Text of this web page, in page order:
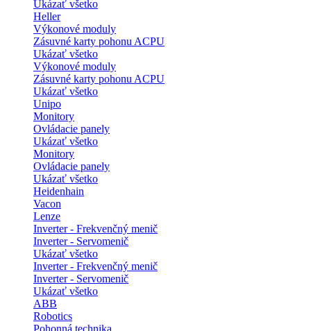
Ukázať všetko
Heller
Výkonové moduly
Zásuvné karty pohonu ACPU
Ukázať všetko
Výkonové moduly
Zásuvné karty pohonu ACPU
Ukázať všetko
Unipo
Monitory
Ovládacie panely
Ukázať všetko
Monitory
Ovládacie panely
Ukázať všetko
Heidenhain
Vacon
Lenze
Inverter - Frekvenčný menič
Inverter - Servomenič
Ukázať všetko
Inverter - Frekvenčný menič
Inverter - Servomenič
Ukázať všetko
ABB
Robotics
Pohonná technika